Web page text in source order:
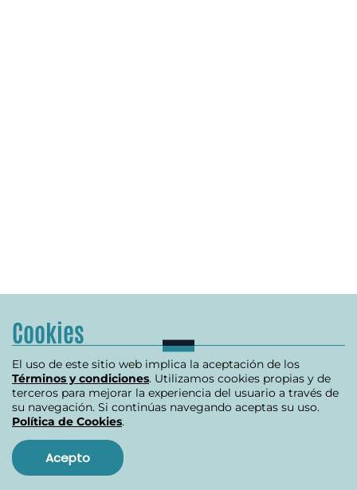
Cookies
El uso de este sitio web implica la aceptación de los
Términos y condiciones. Utilizamos cookies propias y de
terceros para mejorar la experiencia del usuario a través de
su navegación. Si continúas navegando aceptas su uso.
Política de Cookies.
Acepto